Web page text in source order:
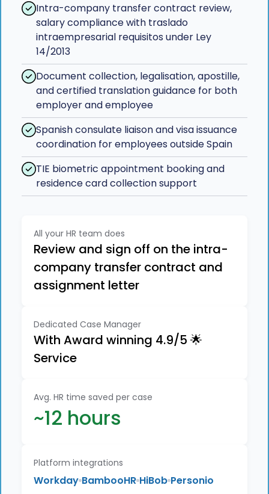
Intra-company transfer contract review,
salary compliance with traslado
intraempresarial requisitos under Ley
14/2013
Document collection, legalisation, apostille,
and certified translation guidance for both
employer and employee
Spanish consulate liaison and visa issuance
coordination for employees outside Spain
TIE biometric appointment booking and
residence card collection support
All your HR team does
Review and sign off on the intra-
company transfer contract and
assignment letter
Dedicated Case Manager
With Award winning 4.9/5 🌟
Service
Avg. HR time saved per case
~12 hours
Platform integrations
Workday BambooHR HiBob Personio